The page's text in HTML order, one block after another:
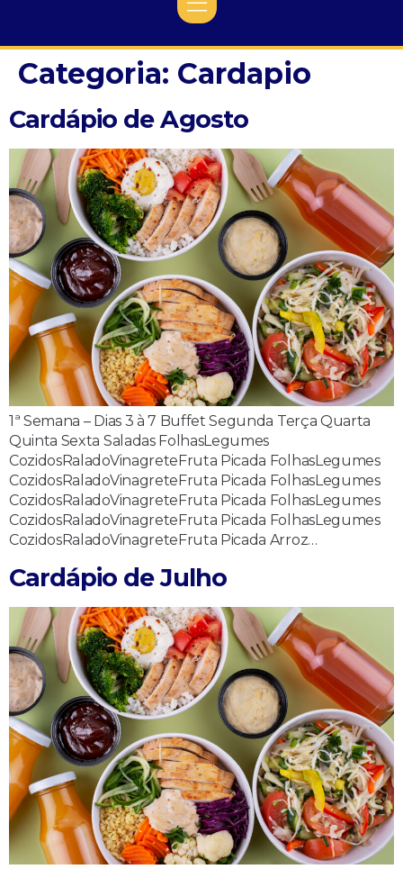
Categoria: Cardapio
Cardápio de Agosto
1ª Semana – Dias 3 à 7 Buffet Segunda Terça Quarta
Quinta Sexta Saladas FolhasLegumes
CozidosRaladoVinagreteFruta Picada FolhasLegumes
CozidosRaladoVinagreteFruta Picada FolhasLegumes
CozidosRaladoVinagreteFruta Picada FolhasLegumes
CozidosRaladoVinagreteFruta Picada FolhasLegumes
CozidosRaladoVinagreteFruta Picada Arroz…
Cardápio de Julho